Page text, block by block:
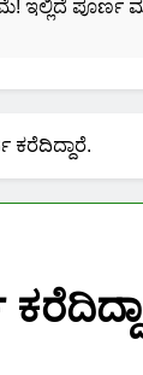
ಇಲ್ಲಿದೆ ಪೂರ್ಣ
40 ರೂ.ಗಳಿಗೆ
ಕರೆದಿದ್ದಾರೆ.